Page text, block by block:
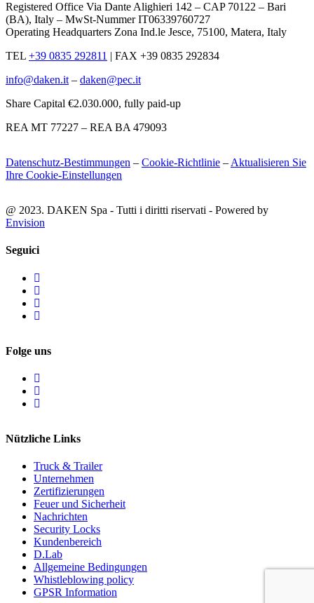
Registered Office Via Dante Alighieri 142 – CAP 70122 – Bari
(BA), Italy – MwSt-Nummer IT06339760727
Operating Headquarters Zona Ind.le Jesce, 75100, Matera, Italy
TEL +39 0835 292811 | FAX +39 0835 292834
info@daken.it – daken@pec.it
Share Capital €2.030.000, fully paid-up
REA MT 77227 – REA BA 479093
Datenschutz-Bestimmungen – Cookie-Richtlinie – Aktualisieren Sie
Ihre Cookie-Einstellungen
@ 2023. DAKEN Spa - Tutti i diritti riservati - Powered by
Envision
Seguici
Folge uns
Nützliche Links
Truck & Trailer
Unternehmen
Zertifizierungen
Feuer und Sicherheit
Nachrichten
Security Locks
Kundenbereich
D.Lab
Allgemeine Bedingungen
Whistleblowing policy
GPSR Information